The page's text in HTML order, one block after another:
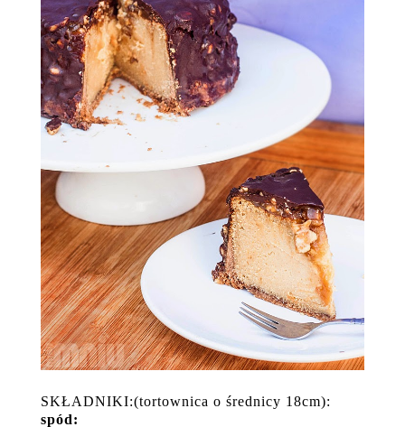
SKŁADNIKI:(tortownica o średnicy 18cm):
spód: